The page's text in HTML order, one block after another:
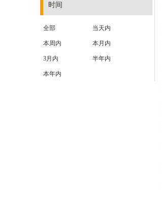
时间
全部 当天内
本周内 本月内
3月内 半年内
本年内